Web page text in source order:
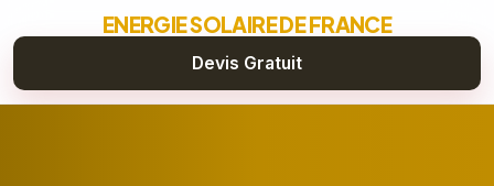
ENERGIE SOLAIRE DE FRANCE
Devis Gratuit